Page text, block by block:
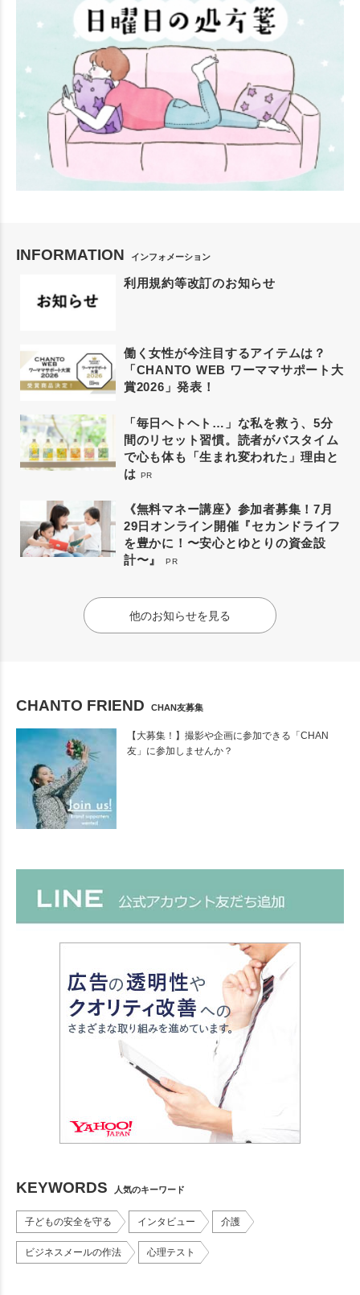
INFORMATION インフォメーション
利用規約等改訂のお知らせ
働く女性が今注目するアイテムは？
「CHANTO WEB ワーママサポート大
賞2026」発表！
「毎日ヘトヘト…」な私を救う、5分
間のリセット習慣。読者がバスタイム
で心も体も「生まれ変われた」理由と
は PR
《無料マネー講座》参加者募集！7月
29日オンライン開催『セカンドライフ
を豊かに！〜安心とゆとりの資金設
計〜』
PR
他のお知らせを見る
CHANTO FRIEND CHAN友募集
【大募集！】撮影や企画に参加できる「CHAN
友」に参加しませんか？
KEYWORDS 人気のキーワード
子どもの安全を守る インタビュー 介護
ビジネスメールの作法 心理テスト